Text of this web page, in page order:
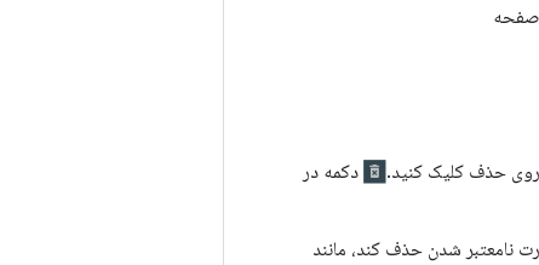
صفحه
روی حذف کلیک کنید.
دکمه در
نامعتبر شدن حذف کند، مانند